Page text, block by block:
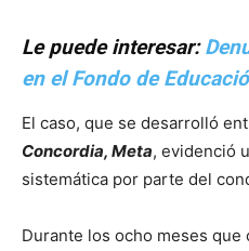
Le puede interesar:
en el Fondo de
El caso, que se desarrolló
Concordia, Meta, evidenció
sistemática por parte del
Durante los ocho meses que